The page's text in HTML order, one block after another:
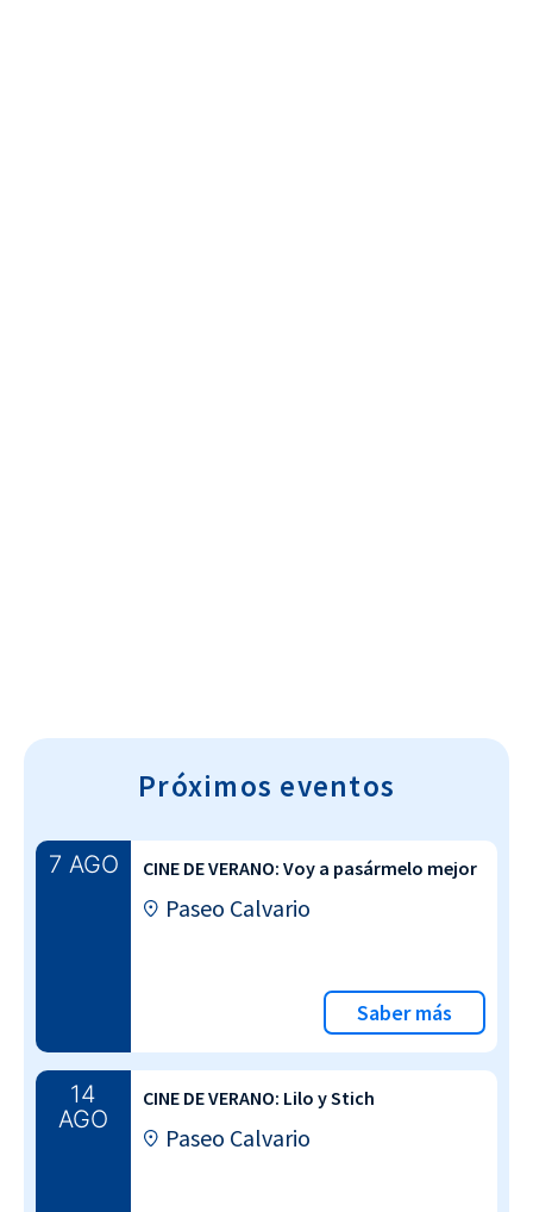
Próximos eventos
7 AGO CINE DE VERANO: Voy a pasármelo mejor
Paseo Calvario
Saber más
14
AGO
CINE DE VERANO: Lilo y Stich
Paseo Calvario